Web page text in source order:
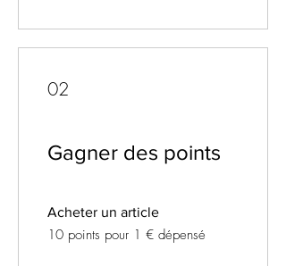
02
Gagner des points
Acheter un article
10 points pour 1 € dépensé